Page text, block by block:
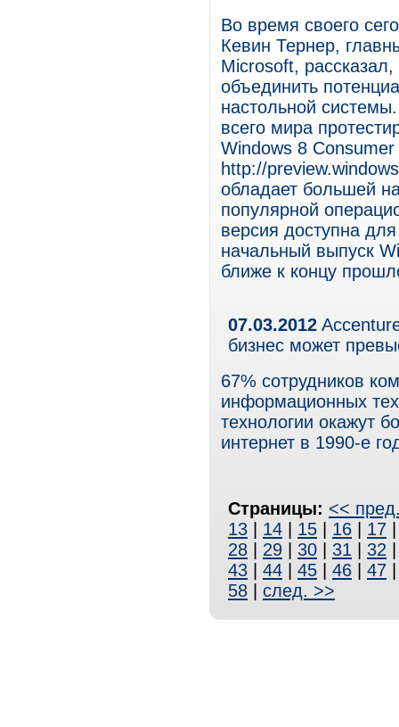
Во время своего
Кевин Тернер,
Microsoft,
объединить
настольной
всего мира
Windows 8 Consumer
http://
обладает большей
популярной
версия доступна
начальный выпуск
ближе к концу
07.03.2012
бизнес может
67% сотрудников
информационных
технологии окажут
интернет в 1990-е
Страницы: <<
13
14 15 16 17
28
29 30 31 32
43
44 45 46 47
58
след. >>